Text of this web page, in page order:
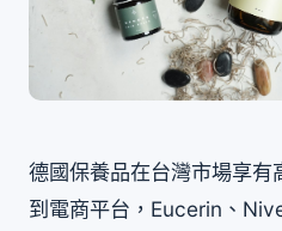
德國保養品在台灣市場享有
到電商平台，Eucerin、